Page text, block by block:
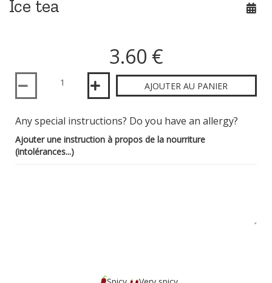
Ice tea
3.60 €
Quantité
AJOUTER AU PANIER
Any special instructions? Do you have an allergy?
Ajouter une instruction à propos de la nourriture
(intolérances...)